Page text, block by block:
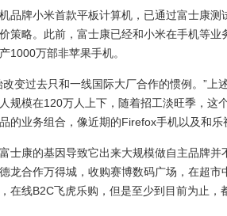
牌小米首款平板计算机，已通过富士康测
策略。此前，富士康已经和小米在手机等
1000万部非苹果手机。
过去只和一线国际大厂合作的惯例。”上
规模在120万人上下，随着招工淡旺季，这
的业务组合，像近期的Firefox手机以及和
康的基因导致它出来大规模做自主品牌并
龙合作万得城，收购赛博数码广场，在超
在线B2C飞虎乐购，但是至少到目前为止，